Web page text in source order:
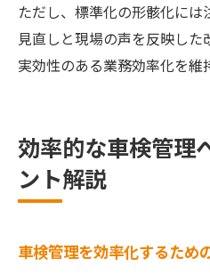
ただし、標準化の形骸化には
見直しと現場の声を反映した
実効性のある業務効率化を維
効率的な車検管理
ント解説
車検管理を効率化するため